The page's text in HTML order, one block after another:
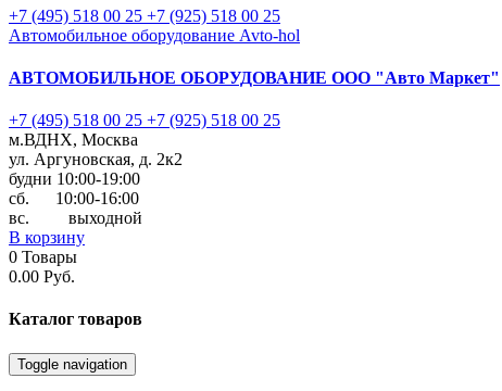
+7 (495) 518 00 25 +7 (925) 518 00 25
Автомобильное оборудование Avto-hol
АВТОМОБИЛЬНОЕ ОБОРУДОВАНИЕ ООО "Авто Маркет"
+7 (495) 518 00 25 +7 (925) 518 00 25
м.ВДНХ, Москва
ул. Аргуновская, д. 2к2
будни 10:00-19:00
cб. 10:00-16:00
вс. выходной
В корзину
0 Товары
0.00 Руб.
Каталог товаров
Toggle navigation